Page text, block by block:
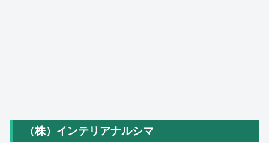
（株）インテリアナルシマ